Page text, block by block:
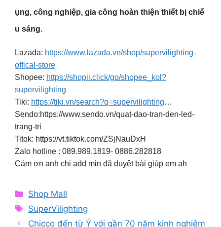
ụng, công nghiệp, gia công hoàn thiện thiết bị chiế
u sáng.
Lazada: https://www.lazada.vn/shop/supervilighting-
offical-store
Shopee: https://shopii.click/go/shopee_kol?
supervilighting
Tiki: https://tiki.vn/search?q=supervilighting…
Sendo:https://www.sendo.vn/quat-dao-tran-den-led-
trang-tri
Titok: https://vt.tiktok.com/ZSjNauDxH
Zalo hotline : 089.989.1819- 0886.282818
Cám ơn anh chị add min đã duyệt bài giúp em ah
Categories
Shop Mall
Tags
SuperVilighting
Chicco đến từ Ý với gần 70 năm kinh nghiệm